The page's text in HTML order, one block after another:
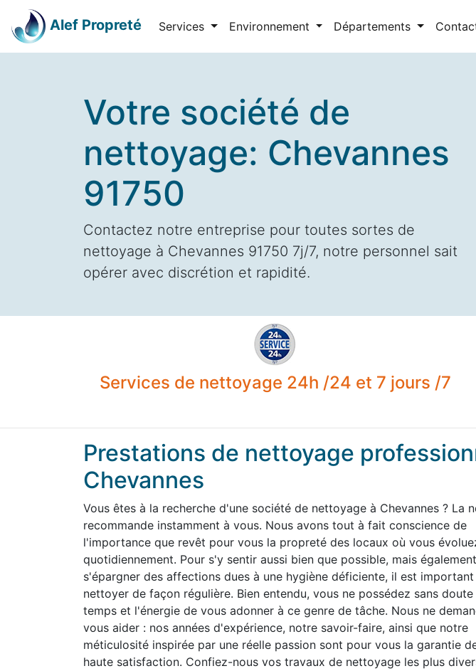
Alef Propreté Services Environnement Départements
Votre société de
nettoyage: Chevannes
91750
Contactez notre entreprise pour toutes sortes de
nettoyage à Chevannes 91750 7j/7, notre personnel sait
opérer avec discrétion et rapidité.
Services de nettoyage 24h /24 et 7 jours /7
Prestations de nettoyage
Chevannes
Vous êtes à la recherche d'une société de nettoyage à Chevannes ? La
recommande instamment à vous. Nous avons tout à fait conscience de
l'importance que revêt pour vous la propreté des locaux où vous
quotidiennement. Pour s'y sentir aussi bien que possible, mais également
s'épargner des affections dues à une hygiène déficiente, il est
nettoyer de façon régulière. Bien entendu, vous ne possédez sans
temps et l'énergie de vous adonner à ce genre de tâche. Nous ne
vous aider : nos années d'expérience, notre savoir-faire, ainsi que notre
méticulosité inspirée par une réelle passion sont pour vous la garantie
haute satisfaction. Confiez-nous vos travaux de nettoyage les plus